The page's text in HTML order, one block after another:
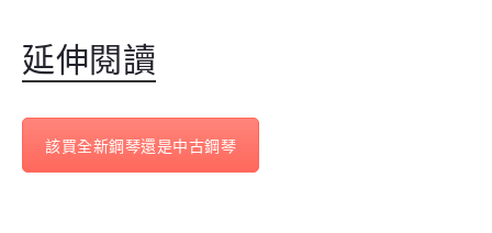
延伸閱讀
該買全新鋼琴還是中古鋼琴